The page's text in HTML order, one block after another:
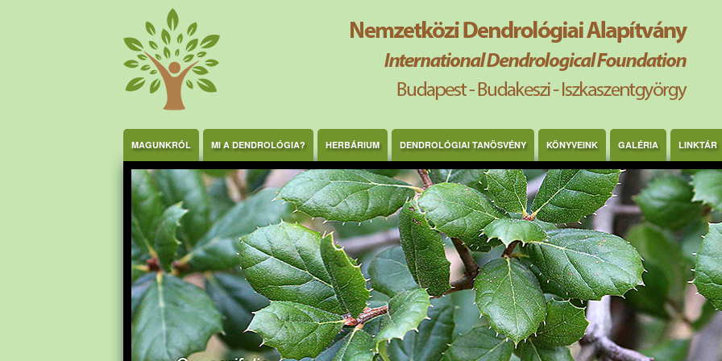
MAGUNKRÓL MI A DENDROLÓGIA? HERBÁRIUM DENDROLÓGIAI TANÖSVÉNY KÖNYVEINK GALÉRIA LINKTÁR